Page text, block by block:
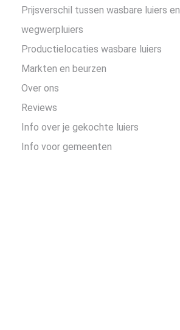
Prijsverschil tussen wasbare luiers en
wegwerpluiers
Productielocaties wasbare luiers
Markten en beurzen
Over ons
Reviews
Info over je gekochte luiers
Info voor gemeenten